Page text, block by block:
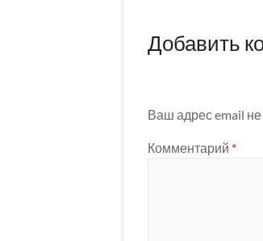
Добавить
Ваш адрес email не
Комментарий *